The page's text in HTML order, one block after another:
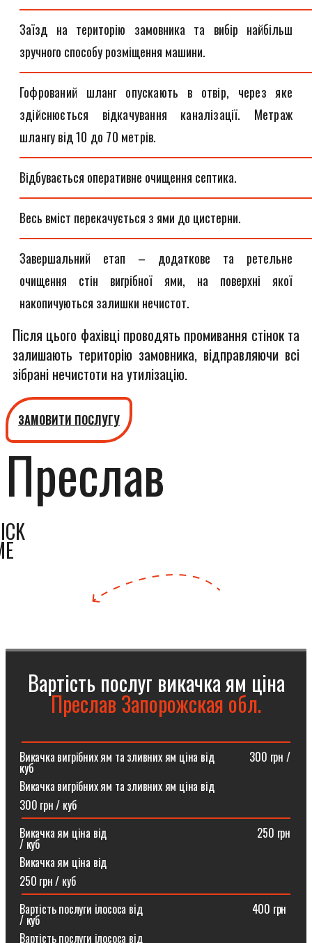
Заїзд на територію замовника та вибір найбільш
зручного способу розміщення машини.
Гофрований шланг опускають в отвір, через яке
здійснюється відкачування каналізації. Метраж
шлангу від 10 до 70 метрів.
Відбувається оперативне очищення септика.
Весь вміст перекачується з ями до цистерни.
Завершальний етап – додаткове та ретельне
очищення стін вигрібної ями, на поверхні якої
накопичуються залишки нечистот.
Після цього фахівці проводять промивання стінок та
залишають територію замовника, відправляючи всі
зібрані нечистоти на утилізацію.
ЗАМОВИТИ ПОСЛУГУ
Преслав
Вартість послуг викачка ям ціна
Преслав Запорожская обл.
Викачка вигрібних ям та зливних ям ціна від ⠀⠀⠀⠀300 грн /
куб
Викачка вигрібних ям та зливних ям ціна від
300 грн / куб
Викачка ям ціна від ⠀⠀⠀⠀⠀⠀⠀⠀⠀⠀⠀⠀⠀⠀⠀⠀⠀⠀250 грн
/ куб
Викачка ям ціна від
250 грн / куб
Вартість послуги ілососа від ⠀⠀⠀⠀⠀⠀⠀⠀⠀⠀⠀⠀⠀400 грн
/ куб
Вартість послуги ілососа від